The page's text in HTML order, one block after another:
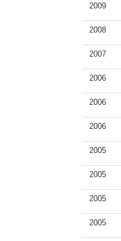
2009
2008
2007
2006
2006
2006
2005
2005
2005
2005